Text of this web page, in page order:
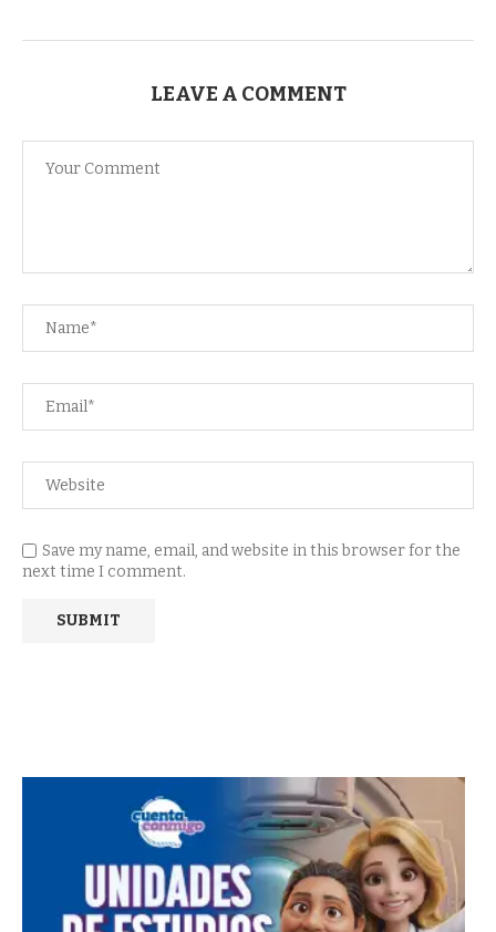
LEAVE A COMMENT
Save my name, email, and website in this browser for the
next time I comment.